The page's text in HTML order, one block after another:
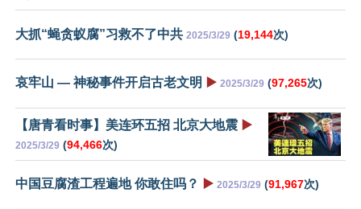
大抓“蝇贪蚁腐”习救不了中共 2025/3/29 (19,144次)
哀牢山 — 神秘事件开启古老文明 ▶️ 2025/3/29 (97,265次)
【唐青看时事】美连环五招 北京大地震 ▶️
2025/3/29 (94,466次)
中国豆腐渣工程遍地 你敢住吗？ ▶️ 2025/3/29 (91,967次)